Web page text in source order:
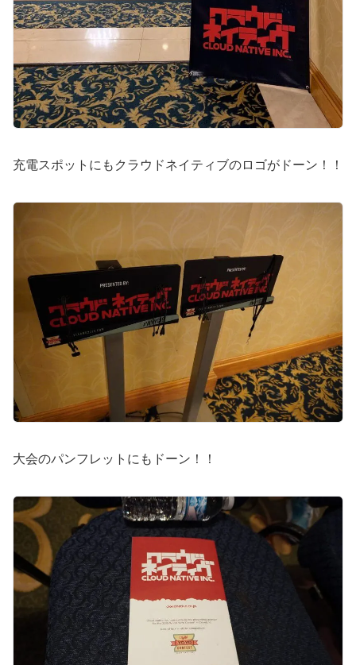
充電スポットにもクラウドネイティブのロゴがドーン！！
大会のパンフレットにもドーン！！